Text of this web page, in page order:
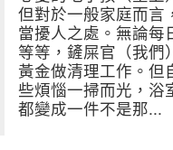
但對於一般家庭而言
當擾人之處。無論每
等等，鏟屎官（我們
黃金做清理工作。但
些煩惱一掃而光，浴
都變成一件不是那...